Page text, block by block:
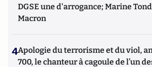
DGSE une d'arrogance; Marine
Macron
4Apologie du terrorisme et du viol,
700, le chanteur à cagoule de l’un